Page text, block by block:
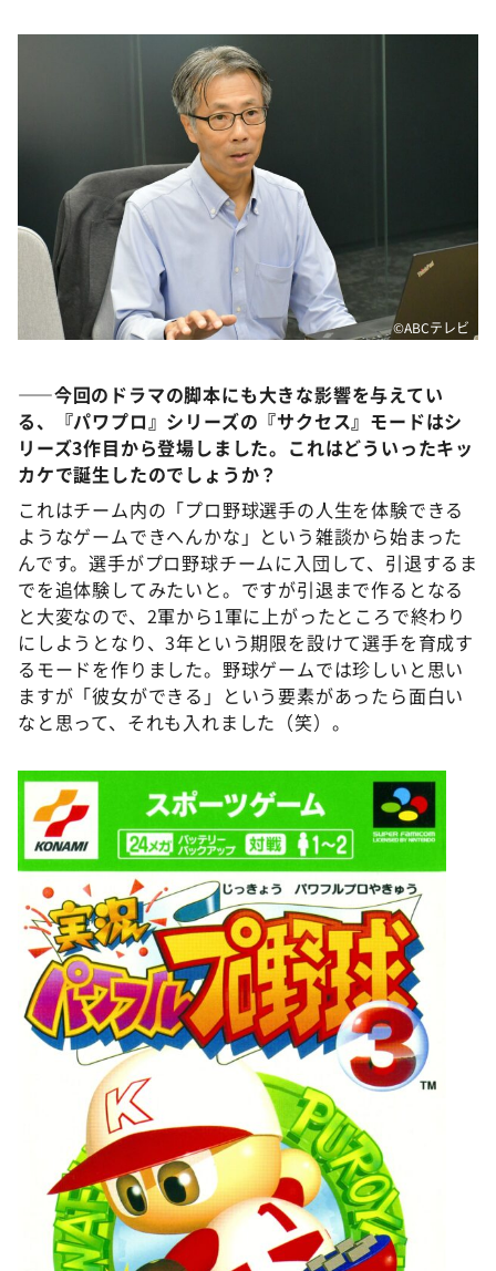
©ABCテレビ
――今回のドラマの脚本にも大きな影響を与えてい
る、『パワプロ』シリーズの『サクセス』モードはシ
リーズ3作目から登場しました。これはどういったキッ
カケで誕生したのでしょうか？
これはチーム内の「プロ野球選手の人生を体験できる
ようなゲームできへんかな」という雑談から始まった
んです。選手がプロ野球チームに入団して、引退するま
でを追体験してみたいと。ですが引退まで作るとなる
と大変なので、2軍から1軍に上がったところで終わり
にしようとなり、3年という期限を設けて選手を育成す
るモードを作りました。野球ゲームでは珍しいと思い
ますが「彼女ができる」という要素があったら面白い
なと思って、それも入れました（笑）。